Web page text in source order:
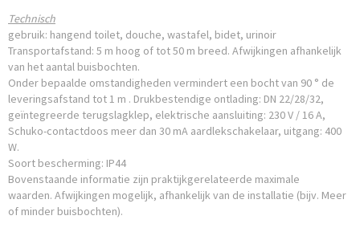
Technisch
gebruik: hangend toilet, douche, wastafel, bidet, urinoir
Transportafstand: 5 m hoog of tot 50 m breed. Afwijkingen afhankelijk
van het aantal buisbochten.
Onder bepaalde omstandigheden vermindert een bocht van 90 ° de
leveringsafstand tot 1 m . Drukbestendige ontlading: DN 22/28/32,
geïntegreerde terugslagklep, elektrische aansluiting: 230 V / 16 A,
Schuko-contactdoos meer dan 30 mA aardlekschakelaar, uitgang: 400
W.
Soort bescherming: IP44
Bovenstaande informatie zijn praktijkgerelateerde maximale
waarden. Afwijkingen mogelijk, afhankelijk van de installatie (bijv. Meer
of minder buisbochten).